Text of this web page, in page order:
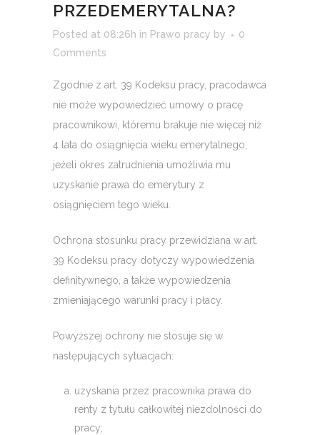
PRZEDEMERYTALNA?
Posted at 08:26h in Prawo pracy by
0
Comments
Zgodnie z art. 39 Kodeksu pracy, pracodawca
nie może wypowiedzieć umowy o pracę
pracownikowi, któremu brakuje nie więcej niż
4 lata do osiągnięcia wieku emerytalnego,
jeżeli okres zatrudnienia umożliwia mu
uzyskanie prawa do emerytury z
osiągnięciem tego wieku.
Ochrona stosunku pracy przewidziana w art.
39 Kodeksu pracy dotyczy wypowiedzenia
definitywnego, a także wypowiedzenia
zmieniającego warunki pracy i płacy.
Powyższej ochrony nie stosuje się w
następujących sytuacjach:
uzyskania przez pracownika prawa do
renty z tytułu całkowitej niezdolności do
pracy;